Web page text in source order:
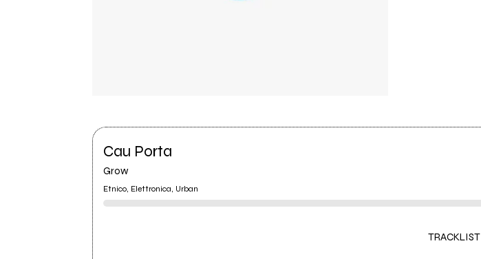
Cau Porta
Grow
Etnico, Elettronica, Urban
TRACKLIST